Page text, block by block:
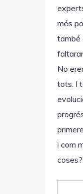
més
també
No
tots. I
i com